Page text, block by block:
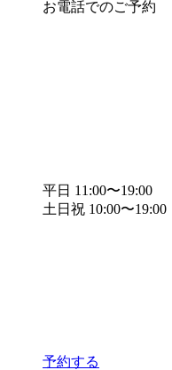
お電話でのご予約
平日 11:00〜19:00
土日祝 10:00〜19:00
予約する